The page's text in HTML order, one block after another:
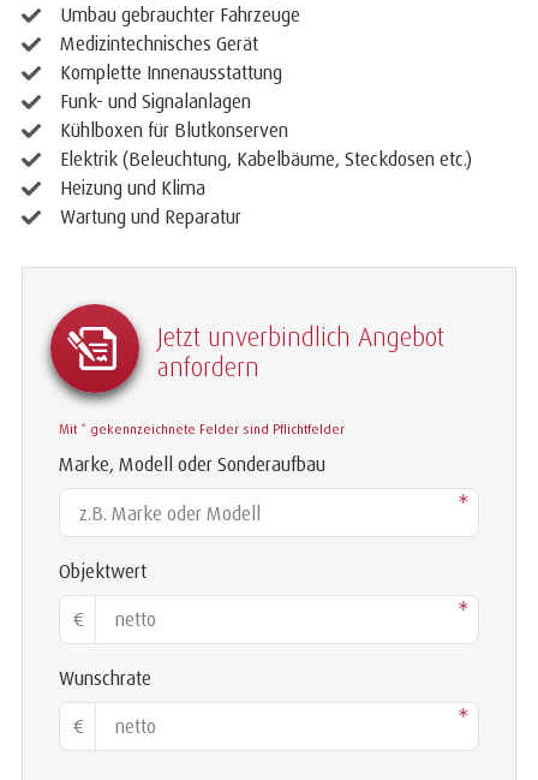
Umbau gebrauchter Fahrzeuge
Medizintechnisches Gerät
Komplette Innenausstattung
Funk- und Signalanlagen
Kühlboxen für Blutkonserven
Elektrik (Beleuchtung, Kabelbäume, Steckdosen etc.)
Heizung und Klima
Wartung und Reparatur
Jetzt unverbindlich Angebot
anfordern
Mit * gekennzeichnete Felder sind Pflichtfelder
Marke, Modell oder Sonderaufbau
*
Objektwert
€ *
Wunschrate
€ *